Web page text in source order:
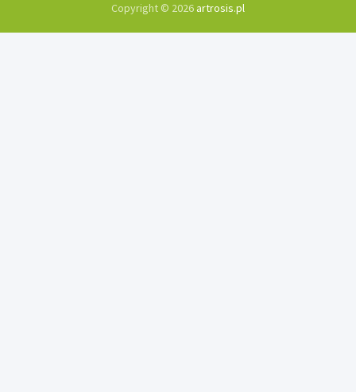
Copyright © 2026artrosis.pl